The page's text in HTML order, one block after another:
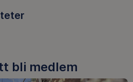
bli medlem